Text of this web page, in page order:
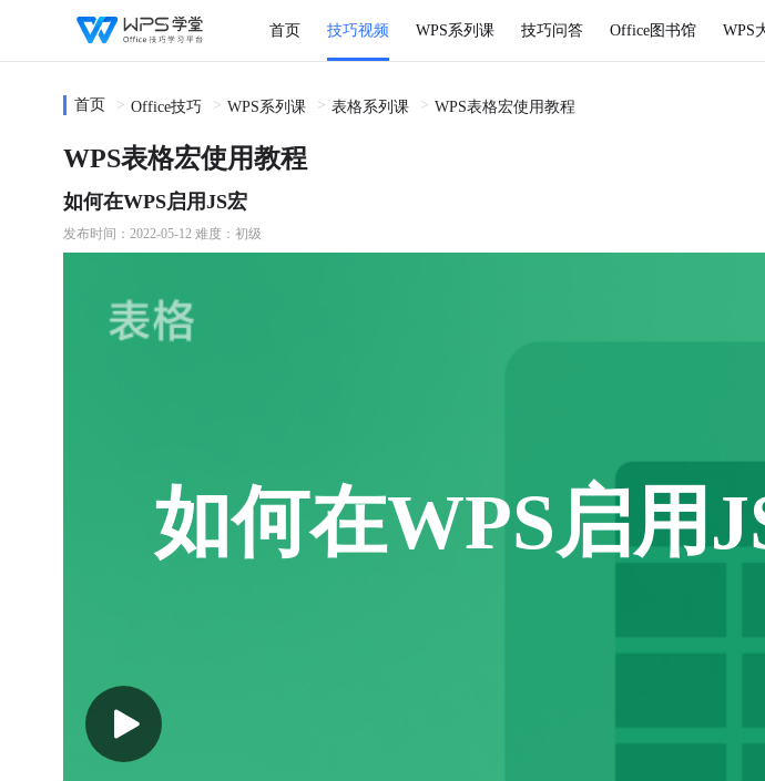
首页 技巧视频 WPS系列课 技巧问答 Office图书馆 WPS
首页 Office技巧 WPS系列课 表格系列课 WPS表格宏使用教程
WPS表格宏使用教程
如何在WPS启用JS宏
发布时间：2022-05-12 难度：初级
如何在WPS启用